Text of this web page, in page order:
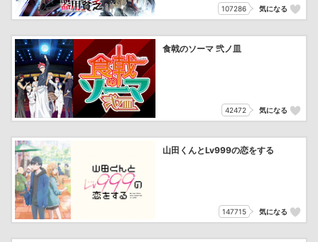
107286 気になる
食戟のソーマ 弐ノ皿
42472 気になる
山田くんとLv999の恋をする
147715 気になる